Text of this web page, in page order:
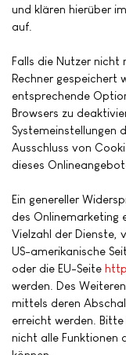
und klären hierüber
auf.
Falls die Nutzer nicht
Rechner gespeichert
entsprechende
Browsers zu
Systemeinstellungen
Ausschluss von
dieses
Ein genereller
des Onlinemarketing
Vielzahl der Dienste,
US-amerikanische
oder die EU-Seite
werden. Des
mittels deren
erreicht werden.
nicht alle Funktionen